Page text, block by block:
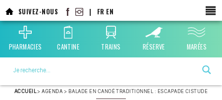
au
contenu
principal
SUIVEZ-NOUS | FR EN
PHARMACIES CANTINE TRAINS RÉSERVE MARÉES
ACCUEIL>AGENDA > BALADE EN CANOË TRADITIONNEL : ESCAPADE CISTUDE